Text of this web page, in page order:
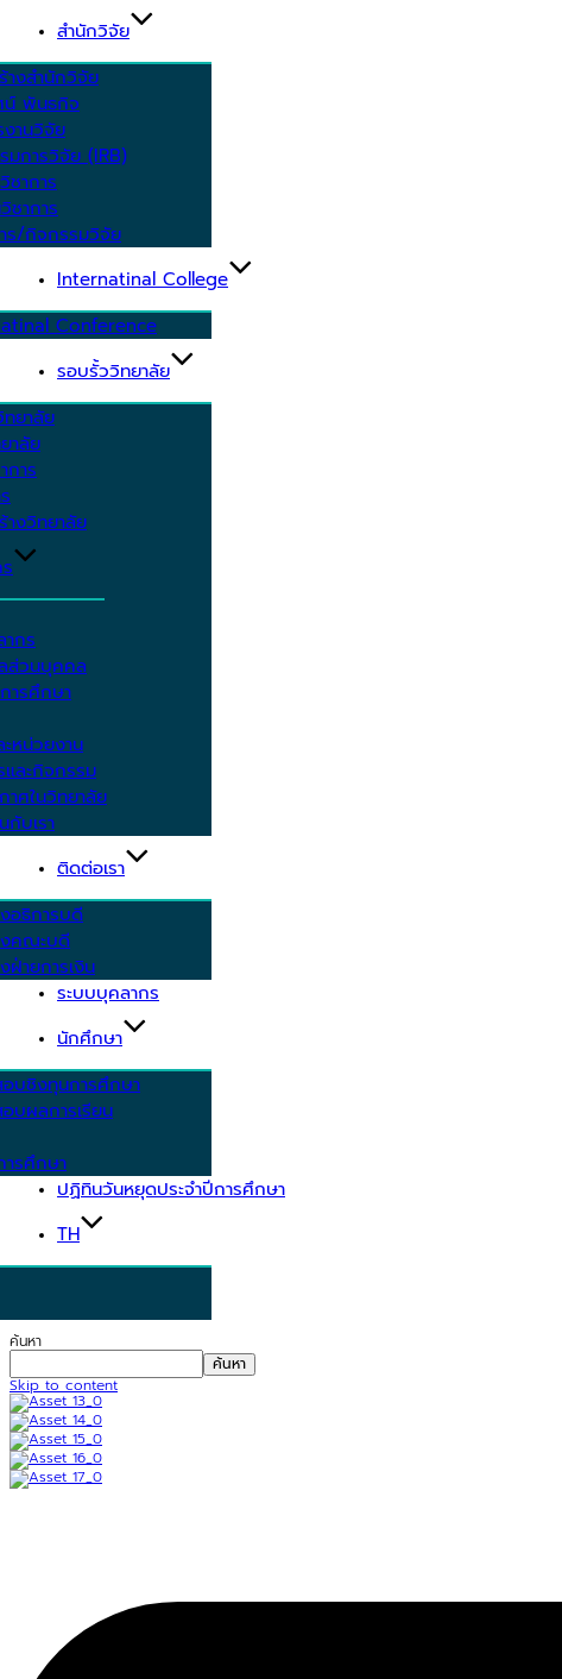
สำนักวิจัย
างสำนักวิจัย
น์ พันธกิจ
งานวิจัย
มการวิจัย (IRB)
ชาการ
ชาการ
ร/กิจกรรมวิจัย
Internatinal College
Conference
รอบรั้ววิทยาลัย
ทยาลัย
าลัย
การ
างวิทยาลัย
กร
ส่วนบุคคล
ารศึกษา
หน่วยงาน
และกิจกรรม
าศในวิทยาลัย
กับเรา
ติดต่อเรา
อธิการบดี
คณะบดี
ฝ่ายการเงิน
ระบบบุคลากร
นักศึกษา
บชิงทุนการศึกษา
บผลการเรียน
รศึกษา
ปฏิทินวันหยุดประจำปีการศึกษา
TH
ค้นหา
ค้นหา
Skip to content